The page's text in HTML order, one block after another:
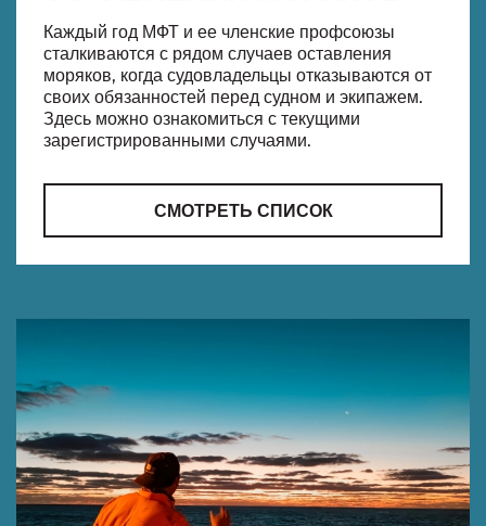
Каждый год МФТ и ее членские профсоюзы
сталкиваются с рядом случаев оставления
моряков, когда судовладельцы отказываются от
своих обязанностей перед судном и экипажем.
Здесь можно ознакомиться с текущими
зарегистрированными случаями.
СМОТРЕТЬ СПИСОК